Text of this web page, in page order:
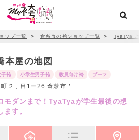
ップ一覧 ＞ 倉敷市の袴ショップ一覧 ＞ TyaTya
本屋の地図
子袴 小学生男子袴 教員向け袴 ブーツ
２丁目1ー26 倉敷市 /
モダンまで！TyaTyaが学生最後の想
す。